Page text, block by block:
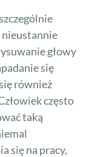
nieustannie
głowy
się
również
często
taką
się na pracy,